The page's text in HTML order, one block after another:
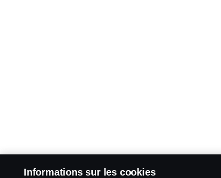
Informations sur les cookies